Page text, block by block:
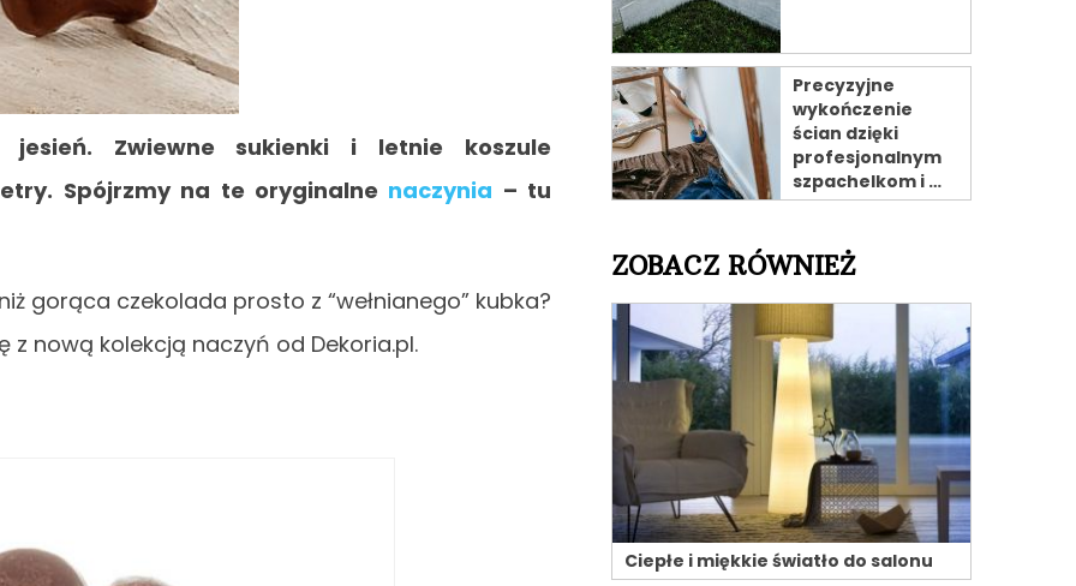
jesień. Zwiewne sukienki i letnie koszule
Spójrzmy na te oryginalne naczynia – tu
gorąca czekolada prosto z “wełnianego” kubka?
z nową kolekcją naczyń od Dekoria.pl.
Precyzyjne
wykończenie
ścian dzięki
profesjonalnym
szpachelkom i …
ZOBACZ RÓWNIEŻ
Ciepłe i miękkie światło do salonu